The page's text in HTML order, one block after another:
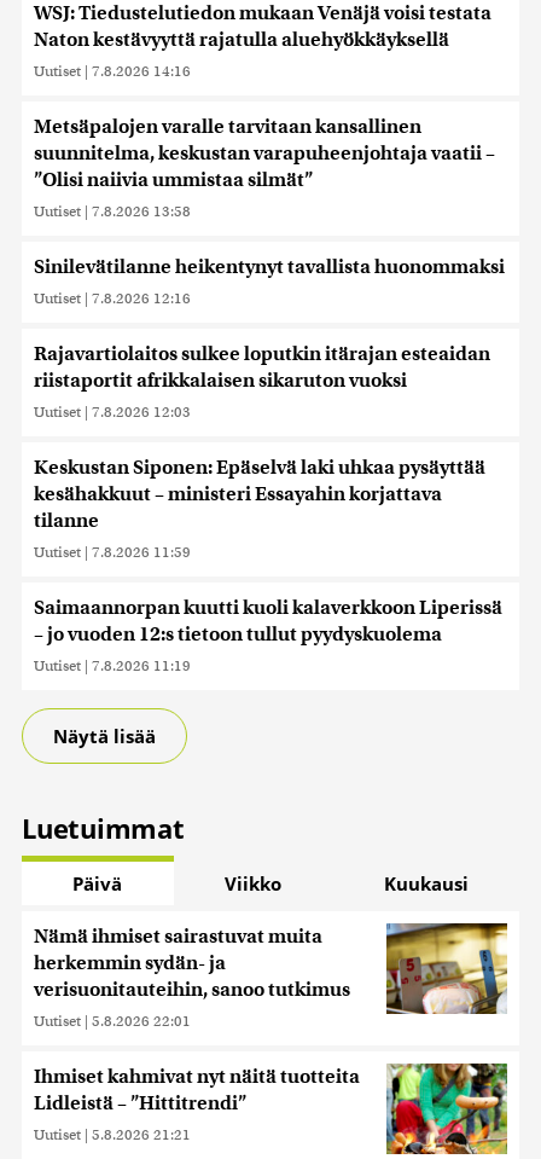
WSJ: Tiedustelutiedon mukaan Venäjä voisi testata
Naton kestävyyttä rajatulla aluehyökkäyksellä
Uutiset | 7.8.2026 14:16
Metsäpalojen varalle tarvitaan kansallinen
suunnitelma, keskustan varapuheenjohtaja vaatii –
”Olisi naiivia ummistaa silmät”
Uutiset | 7.8.2026 13:58
Sinilevätilanne heikentynyt tavallista huonommaksi
Uutiset | 7.8.2026 12:16
Rajavartiolaitos sulkee loputkin itärajan esteaidan
riistaportit afrikkalaisen sikaruton vuoksi
Uutiset | 7.8.2026 12:03
Keskustan Siponen: Epäselvä laki uhkaa pysäyttää
kesähakkuut – ministeri Essayahin korjattava
tilanne
Uutiset | 7.8.2026 11:59
Saimaannorpan kuutti kuoli kalaverkkoon Liperissä
– jo vuoden 12:s tietoon tullut pyydyskuolema
Uutiset | 7.8.2026 11:19
Näytä lisää
Luetuimmat
Päivä Viikko Kuukausi
Nämä ihmiset sairastuvat muita
herkemmin sydän- ja
verisuonitauteihin, sanoo tutkimus
Uutiset | 5.8.2026 22:01
Ihmiset kahmivat nyt näitä tuotteita
Lidleistä – ”Hittitrendi”
Uutiset | 5.8.2026 21:21